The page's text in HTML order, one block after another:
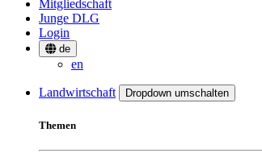
Mitgliedschaft
Junge DLG
Login
de
en
Landwirtschaft Dropdown umschalten
Themen